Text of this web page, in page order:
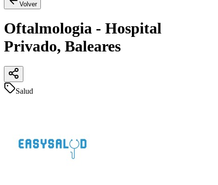
Volver
Oftalmologia - Hospital
Privado, Baleares
Salud